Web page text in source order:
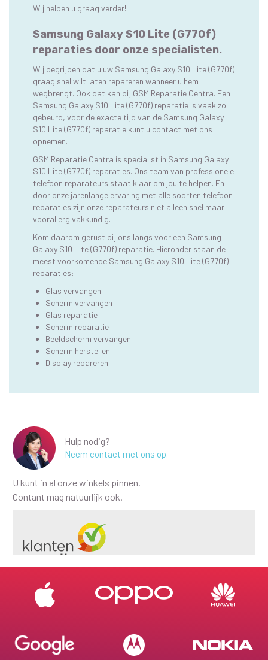
Wij helpen u graag verder!
Samsung Galaxy S10 Lite (G770f)
reparaties door onze specialisten.
Wij begrijpen dat u uw Samsung Galaxy S10 Lite (G770f)
graag snel wilt laten repareren wanneer u hem
wegbrengt. Ook dat kan bij GSM Reparatie Centra. Een
Samsung Galaxy S10 Lite (G770f) reparatie is vaak zo
gebeurd, voor de exacte tijd van de Samsung Galaxy
S10 Lite (G770f) reparatie kunt u contact met ons
opnemen.
GSM Reparatie Centra is specialist in Samsung Galaxy
S10 Lite (G770f) reparaties. Ons team van professionele
telefoon reparateurs staat klaar om jou te helpen. En
door onze jarenlange ervaring met alle soorten telefoon
reparaties zijn onze reparateurs niet alleen snel maar
vooral erg vakkundig.
Kom daarom gerust bij ons langs voor een Samsung
Galaxy S10 Lite (G770f) reparatie. Hieronder staan de
meest voorkomende Samsung Galaxy S10 Lite (G770f)
reparaties:
Glas vervangen
Scherm vervangen
Glas reparatie
Scherm reparatie
Beeldscherm vervangen
Scherm herstellen
Display repareren
Hulp nodig?
Neem contact met ons op.
U kunt in al onze winkels pinnen.
Contant mag natuurlijk ook.